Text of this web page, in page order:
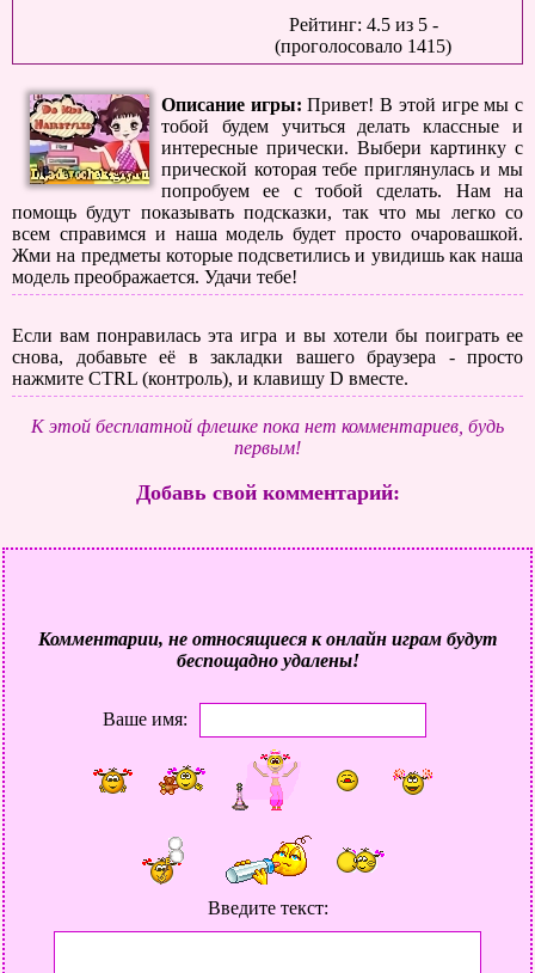
Рейтинг: 4.5из 5-
(проголосовало 1415)
Описание игры: Привет! В этой игре мы с
тобой будем учиться делать классные и
интересные прически. Выбери картинку с
прической которая тебе приглянулась и мы
попробуем ее с тобой сделать. Нам на
помощь будут показывать подсказки, так что мы легко со
всем справимся и наша модель будет просто очаровашкой.
Жми на предметы которые подсветились и увидишь как наша
модель преображается. Удачи тебе!
Если вам понравилась эта игра и вы хотели бы поиграть ее
снова, добавьте её в закладки вашего браузера - просто
нажмите CTRL (контроль), и клавишу D вместе.
К этой бесплатной флешке пока нет комментариев, будь
первым!
Добавь свой комментарий:
Комментарии, не относящиеся к онлайн играм будут
беспощадно удалены!
Ваше имя:
Введите текст: